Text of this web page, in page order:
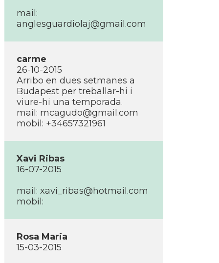
mail:
anglesguardiolaj@gmail.com
carme
26-10-2015
Arribo en dues setmanes a
Budapest per treballar-hi i
viure-hi una temporada.
mail: mcagudo@gmail.com
mobil: +34657321961
Xavi Ribas
16-07-2015
mail: xavi_ribas@hotmail.com
mobil:
Rosa Maria
15-03-2015